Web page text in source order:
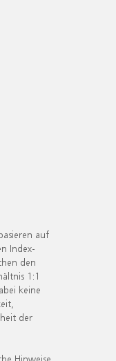
auf
Index-
den
1:1
keine
der